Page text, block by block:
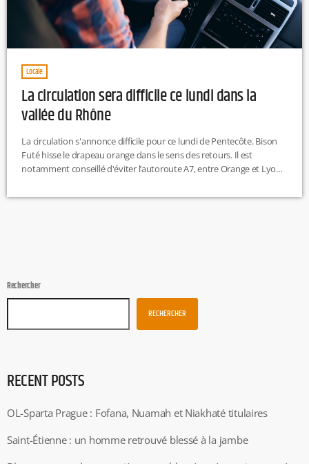
Locale
La circulation sera difficile ce lundi dans la
vallée du Rhône
La circulation s'annonce difficile pour ce lundi de Pentecôte. Bison
Futé hisse le drapeau orange dans le sens des retours. Il est
notamment conseillé d'éviter l’autoroute A7, entre Orange et Lyon,
La vallée du Rhône et l’Île-de-France devraient concentrer la
Rechercher
RECHERCHER
RECENT POSTS
OL-Sparta Prague : Fofana, Nuamah et Niakhaté titulaires
Saint-Étienne : un homme retrouvé blessé à la jambe